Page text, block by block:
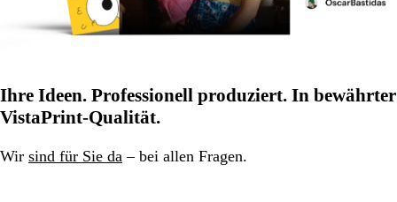
Ihre Ideen. Professionell produziert. In bewährter
VistaPrint-Qualität.
Wir sind für Sie da – bei allen Fragen.